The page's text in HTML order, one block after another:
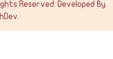
Reserved. Developed By
.